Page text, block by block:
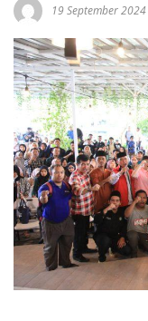
19 September 2024